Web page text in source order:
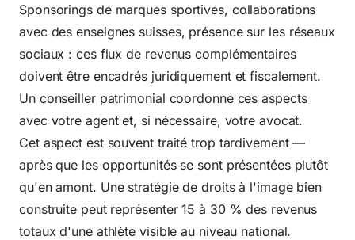
Sponsorings de marques sportives, collaborations
avec des enseignes suisses, présence sur les réseaux
sociaux : ces flux de revenus complémentaires
doivent être encadrés juridiquement et fiscalement.
Un conseiller patrimonial coordonne ces aspects
avec votre agent et, si nécessaire, votre avocat.
Cet aspect est souvent traité trop tardivement —
après que les opportunités se sont présentées plutôt
qu'en amont. Une stratégie de droits à l'image bien
construite peut représenter 15 à 30 % des revenus
totaux d'une athlète visible au niveau national.